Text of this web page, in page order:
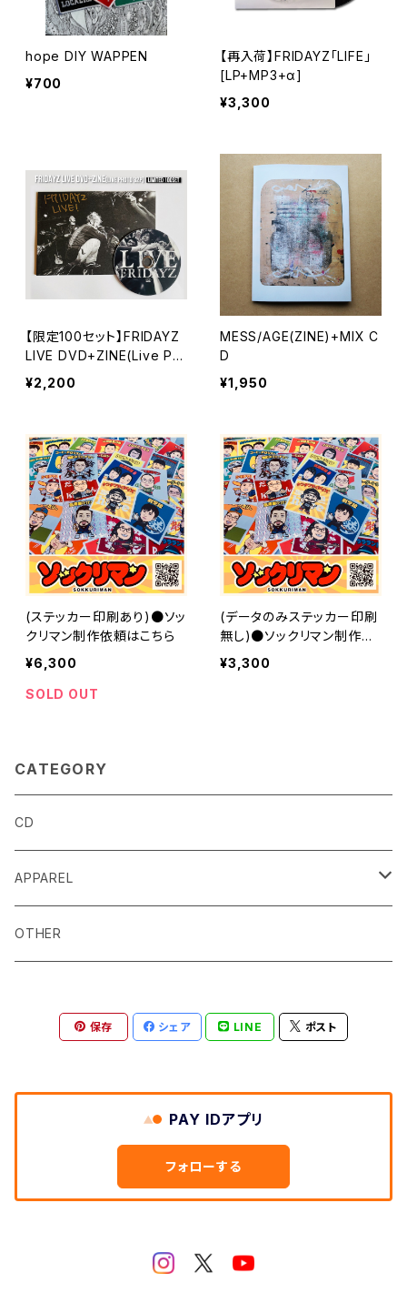
hope DIY WAPPEN
¥700
【再入荷】FRIDAYZ「LIFE」
[LP+MP3+α]
¥3,300
【限定100セット】FRIDAYZ
LIVE DVD+ZINE(Live Ph
oto 32P)※送料無料
¥2,200
MESS/AGE(ZINE)+MIX C
D
¥1,950
(ステッカー印刷あり)●ソッ
クリマン制作依頼はこちら
¥6,300
SOLD OUT
(データのみステッカー印刷
無し)●ソックリマン制作依
頼はこちら
¥3,300
CATEGORY
CD
APPAREL
T-SHIRT
LONG SLEEVE
CAP/BAG
OTHER
保存 シェア LINE ポスト
PAY IDアプリ
フォローする